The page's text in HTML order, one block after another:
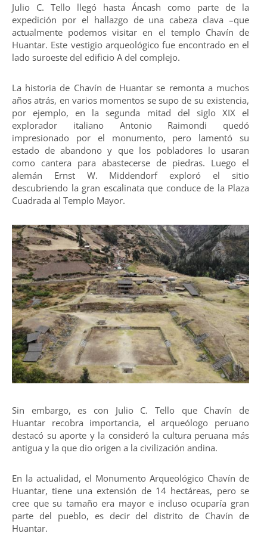
Julio C. Tello llegó hasta Áncash como parte de la
expedición por el hallazgo de una cabeza clava –que
actualmente podemos visitar en el templo Chavín de
Huantar. Este vestigio arqueológico fue encontrado en el
lado suroeste del edificio A del complejo.
La historia de Chavín de Huantar se remonta a muchos
años atrás, en varios momentos se supo de su existencia,
por ejemplo, en la segunda mitad del siglo XIX el
explorador italiano Antonio Raimondi quedó
impresionado por el monumento, pero lamentó su
estado de abandono y que los pobladores lo usaran
como cantera para abastecerse de piedras. Luego el
alemán Ernst W. Middendorf exploró el sitio
descubriendo la gran escalinata que conduce de la Plaza
Cuadrada al Templo Mayor.
Sin embargo, es con Julio C. Tello que Chavín de
Huantar recobra importancia, el arqueólogo peruano
destacó su aporte y la consideró la cultura peruana más
antigua y la que dio origen a la civilización andina.
En la actualidad, el Monumento Arqueológico Chavín de
Huantar, tiene una extensión de 14 hectáreas, pero se
cree que su tamaño era mayor e incluso ocuparía gran
parte del pueblo, es decir del distrito de Chavín de
Huantar.